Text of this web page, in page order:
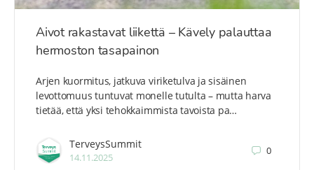
Aivot rakastavat liikettä – Kävely palauttaa
hermoston tasapainon
Arjen kuormitus, jatkuva viriketulva ja sisäinen
levottomuus tuntuvat monelle tutulta – mutta harva
tietää, että yksi tehokkaimmista tavoista pa…
TerveysSummit
14.11.2025
0